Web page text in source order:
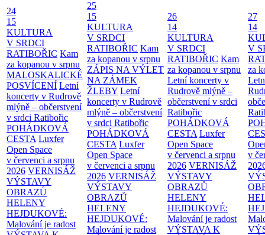
24
15
KULTURA
V SRDCI
RATIBOŘIC Kam
za kopanou v srpnu
MALOSKALICKÉ
POSVÍCENÍ Letní
koncerty v Rudrově
mlýně – občerstvení
v srdci Ratibořic
POHÁDKOVÁ
CESTA Luxfer
Open Space
v červenci a srpnu
2026 VERNISÁŽ
VÝSTAVY
OBRAZŮ
HELENY
HEJDUKOVÉ:
Malování je radost
25
15
KULTURA
V SRDCI
RATIBOŘIC Kam
za kopanou v srpnu
ZÁPIS NA VÝLET
NA ZÁMEK
ŽLEBY Letní
koncerty v Rudrově
mlýně – občerstvení
v srdci Ratibořic
POHÁDKOVÁ
CESTA Luxfer
Open Space
v červenci a srpnu
2026 VERNISÁŽ
VÝSTAVY
OBRAZŮ
HELENY
HEJDUKOVÉ:
Malování je radost
26
14
KULTURA
V SRDCI
RATIBOŘIC Kam
za kopanou v srpnu
Letní koncerty v
Rudrově mlýně –
občerstvení v srdci
Ratibořic
POHÁDKOVÁ
CESTA Luxfer
Open Space
v červenci a srpnu
2026 VERNISÁŽ
VÝSTAVY
OBRAZŮ
HELENY
HEJDUKOVÉ:
Malování je radost
VÝSTAVA K
27
14
V
za
v